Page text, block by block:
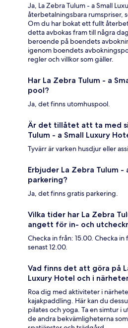
Ja, La Zebra Tulum - a Small
återbetalningsbara rumspriser,
Om du har bokat ett fullt
detta avbokas fram till några
beroende på boendets
igenom boendets
regler och villkor som gäller.
Har La Zebra Tulum - a
pool?
Ja, det finns utomhuspool.
Är det tillåtet att ta med
Tulum - a Small Luxury
Tyvärr är varken husdjur eller
Erbjuder La Zebra Tulum -
parkering?
Ja, det finns gratis parkering.
Vilka tider har La Zebra
angett för in- och
Checka in från: 15.00. Checka
senast 12.00.
Vad finns det att göra på
Luxury Hotel och i
Roa dig med aktiviteter i
kajakpaddling. Här kan du
pilates och yoga. Ta en simtur i
de andra bekvämligheterna